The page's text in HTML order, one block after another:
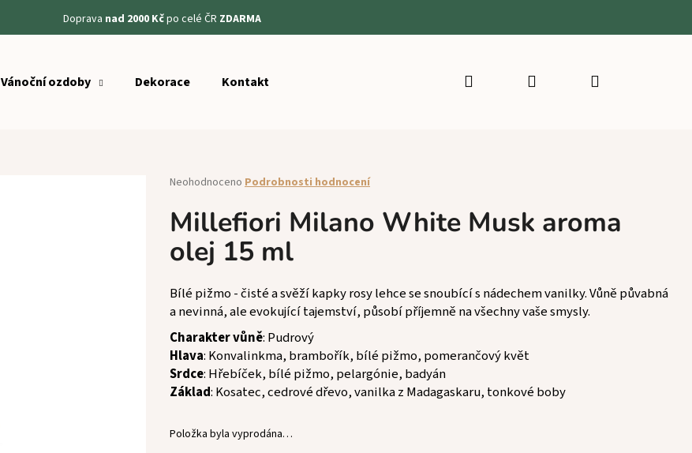
Doprava nad 2000 Kčpo celé ČR ZDARMA
Vánoční ozdoby Dekorace Kontakt Hledat PřihlášeníNákupní
Průměrné
produktu
je
z
hvězdiček.
Neohodnoceno Podrobnosti hodnocení
Millefiori Milano White Musk aroma
olej 15 ml
Bílé pižmo - čisté a svěží kapky rosy lehce se snoubící s nádechem vanilky. Vůně půvabná
a nevinná, ale evokující tajemství, působí příjemně na všechny vaše smysly.
Charakter vůně: Pudrový
Hlava: Konvalinkma, brambořík, bílé pižmo, pomerančový květ
Srdce: Hřebíček, bílé pižmo, pelargónie, badyán
Základ: Kosatec, cedrové dřevo, vanilka z Madagaskaru, tonkové boby
Položka byla vyprodána…
Co potřebujete najít?